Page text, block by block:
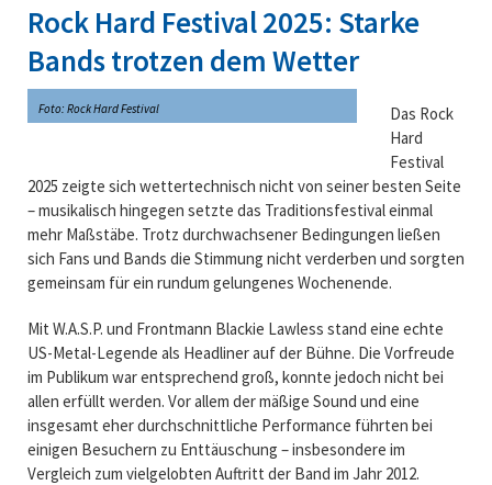
Rock Hard Festival 2025: Starke
Bands trotzen dem Wetter
Foto: Rock Hard Festival Das Rock
Hard
Festival
2025 zeigte sich wettertechnisch nicht von seiner besten Seite
– musikalisch hingegen setzte das Traditionsfestival einmal
mehr Maßstäbe. Trotz durchwachsener Bedingungen ließen
sich Fans und Bands die Stimmung nicht verderben und sorgten
gemeinsam für ein rundum gelungenes Wochenende.
Mit W.A.S.P. und Frontmann Blackie Lawless stand eine echte
US-Metal-Legende als Headliner auf der Bühne. Die Vorfreude
im Publikum war entsprechend groß, konnte jedoch nicht bei
allen erfüllt werden. Vor allem der mäßige Sound und eine
insgesamt eher durchschnittliche Performance führten bei
einigen Besuchern zu Enttäuschung – insbesondere im
Vergleich zum vielgelobten Auftritt der Band im Jahr 2012.